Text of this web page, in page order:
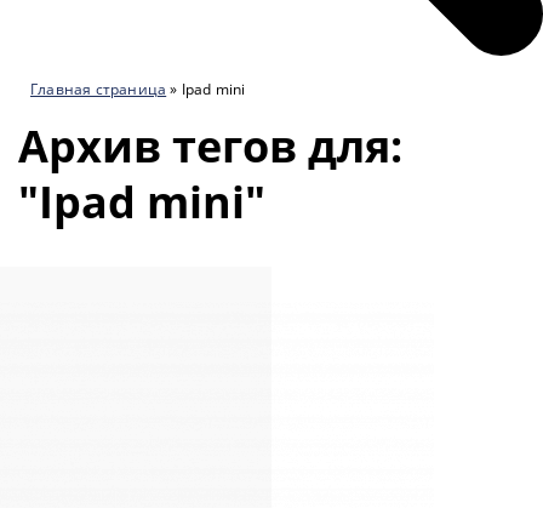
Главная страница » Ipad mini
Архив тегов для:
"Ipad mini"